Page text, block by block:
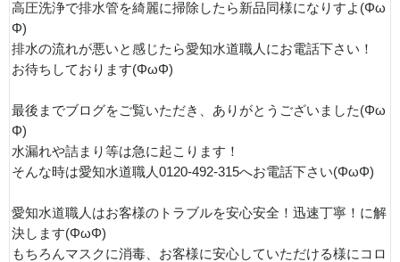
高圧洗浄で排水管を綺麗に掃除したら新品同様になりすよ(Φω
Φ)
排水の流れが悪いと感じたら愛知水道職人にお電話下さい！
お待ちしております(ΦωΦ)
最後までブログをご覧いただき、ありがとうございました(Φω
Φ)
水漏れや詰まり等は急に起こります！
そんな時は愛知水道職人0120-492-315へお電話下さい(ΦωΦ)
愛知水道職人はお客様のトラブルを安心安全！迅速丁寧！に解
決します(ΦωΦ)
もちろんマスクに消毒、お客様に安心していただける様にコロ